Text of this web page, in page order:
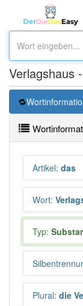
Verlagshaus -
Artikel: das
Wort:
Typ:
Plural: die